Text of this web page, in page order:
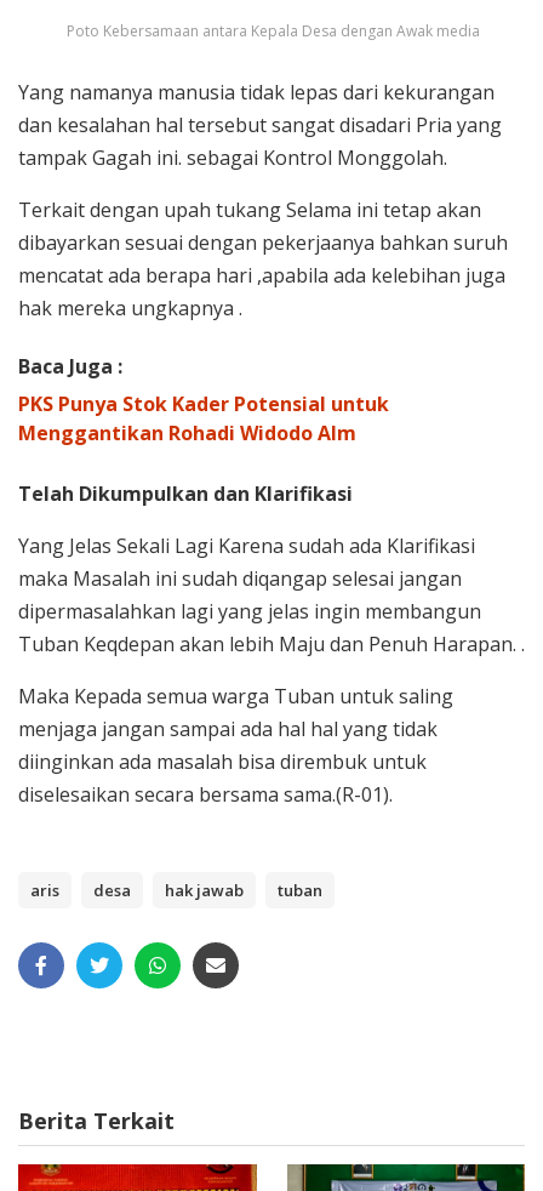
Poto Kebersamaan antara Kepala Desa dengan Awak media
Yang namanya manusia tidak lepas dari kekurangan
dan kesalahan hal tersebut sangat disadari Pria yang
tampak Gagah ini. sebagai Kontrol Monggolah.
Terkait dengan upah tukang Selama ini tetap akan
dibayarkan sesuai dengan pekerjaanya bahkan suruh
mencatat ada berapa hari ,apabila ada kelebihan juga
hak mereka ungkapnya .
Baca Juga :
PKS Punya Stok Kader Potensial untuk
Menggantikan Rohadi Widodo Alm
Telah Dikumpulkan dan Klarifikasi
Yang Jelas Sekali Lagi Karena sudah ada Klarifikasi
maka Masalah ini sudah diqangap selesai jangan
dipermasalahkan lagi yang jelas ingin membangun
Tuban Keqdepan akan lebih Maju dan Penuh Harapan. .
Maka Kepada semua warga Tuban untuk saling
menjaga jangan sampai ada hal hal yang tidak
diinginkan ada masalah bisa dirembuk untuk
diselesaikan secara bersama sama.(R-01).
aris desa hak jawab tuban
Berita Terkait